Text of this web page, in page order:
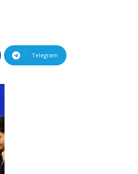
Telegram